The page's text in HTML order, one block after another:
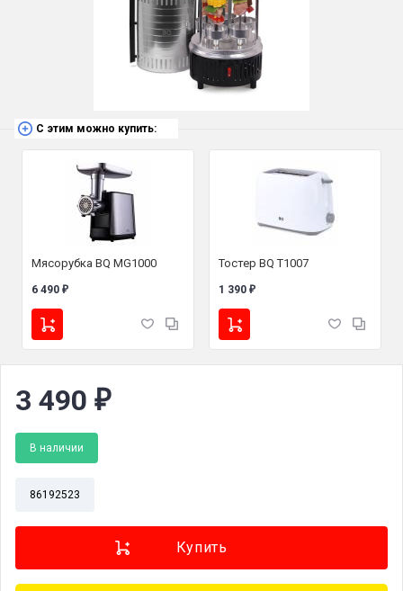
С этим можно купить:
Мясорубка BQ MG1000
6 490 ₽
Тостер BQ T1007
1 390 ₽
3 490 ₽
В наличии
86192523